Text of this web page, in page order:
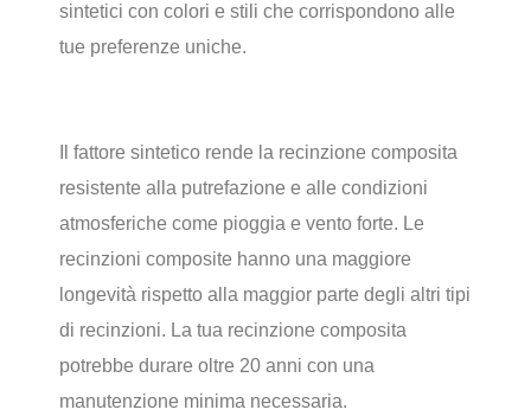
sintetici con colori e stili che corrispondono alle
tue preferenze uniche.
Il fattore sintetico rende la recinzione composita
resistente alla putrefazione e alle condizioni
atmosferiche come pioggia e vento forte. Le
recinzioni composite hanno una maggiore
longevità rispetto alla maggior parte degli altri tipi
di recinzioni. La tua recinzione composita
potrebbe durare oltre 20 anni con una
manutenzione minima necessaria.